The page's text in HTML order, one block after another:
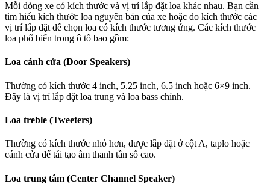
Mỗi dòng xe có kích thước và vị trí lắp đặt loa khác nhau. Bạn cần
tìm hiểu kích thước loa nguyên bản của xe hoặc đo kích thước các
vị trí lắp đặt để chọn loa có kích thước tương ứng. Các kích thước
loa phổ biến trong ô tô bao gồm:
Loa cánh cửa (Door Speakers)
Thường có kích thước 4 inch, 5.25 inch, 6.5 inch hoặc 6×9 inch.
Đây là vị trí lắp đặt loa trung và loa bass chính.
Loa treble (Tweeters)
Thường có kích thước nhỏ hơn, được lắp đặt ở cột A, taplo hoặc
cánh cửa để tái tạo âm thanh tần số cao.
Loa trung tâm (Center Channel Speaker)